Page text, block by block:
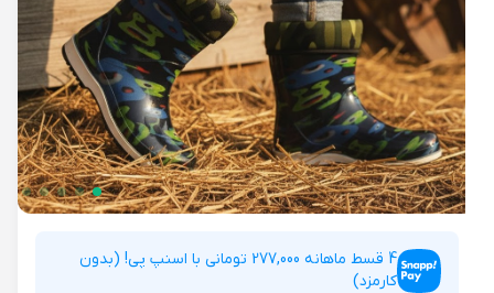
4 قسط ماهانه 277,000 تومانی با اسنپ پی! (بدون
کارمزد)